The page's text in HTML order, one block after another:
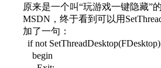
原来是一个叫“玩游戏一键隐藏”
MSDN，终于看到可以用
加了一句：
if not
begin